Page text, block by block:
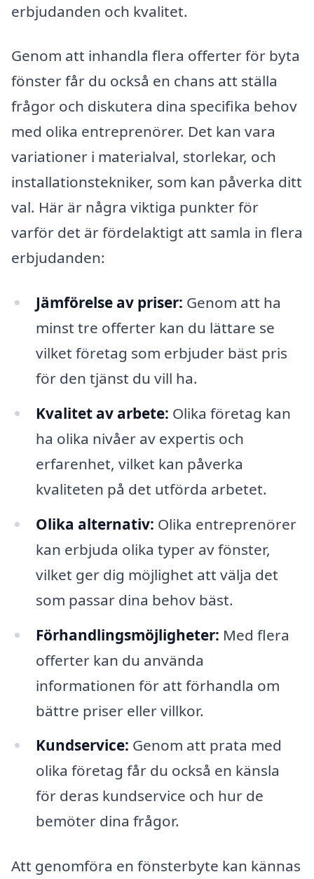
erbjudanden och kvalitet.
Genom att inhandla flera offerter för byta
fönster får du också en chans att ställa
frågor och diskutera dina specifika behov
med olika entreprenörer. Det kan vara
variationer i materialval, storlekar, och
installationstekniker, som kan påverka ditt
val. Här är några viktiga punkter för
varför det är fördelaktigt att samla in flera
erbjudanden:
Jämförelse av priser: Genom att ha
minst tre offerter kan du lättare se
vilket företag som erbjuder bäst pris
för den tjänst du vill ha.
Kvalitet av arbete: Olika företag kan
ha olika nivåer av expertis och
erfarenhet, vilket kan påverka
kvaliteten på det utförda arbetet.
Olika alternativ: Olika entreprenörer
kan erbjuda olika typer av fönster,
vilket ger dig möjlighet att välja det
som passar dina behov bäst.
Förhandlingsmöjligheter: Med flera
offerter kan du använda
informationen för att förhandla om
bättre priser eller villkor.
Kundservice: Genom att prata med
olika företag får du också en känsla
för deras kundservice och hur de
bemöter dina frågor.
Att genomföra en fönsterbyte kan kännas